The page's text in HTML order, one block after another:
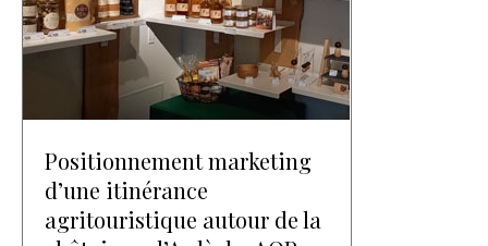
Positionnement marketing
d’une itinérance
agritouristique autour de la